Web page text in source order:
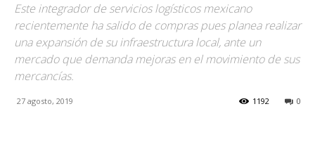
Este integrador de servicios logísticos mexicano
recientemente ha salido de compras pues planea realizar
una expansión de su infraestructura local, ante un
mercado que demanda mejoras en el movimiento de sus
mercancías.
27 agosto, 2019 0
1192